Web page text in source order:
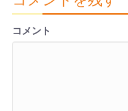
コメント